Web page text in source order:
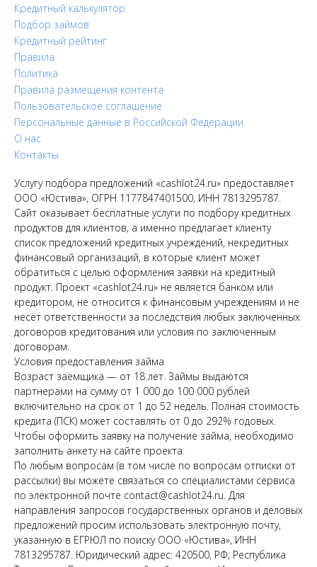
Кредитный калькулятор
Подбор займов
Кредитный рейтинг
Правила
Политика
Правила размещения контента
Пользовательское соглашение
Персональные данные в Российской Федерации
О нас
Контакты
Услугу подбора предложений «cashlot24.ru» предоставляет
ООО «Юстива», ОГРН 1177847401500, ИНН 7813295787.
Сайт оказывает бесплатные услуги по подбору кредитных
продуктов для клиентов, а именно предлагает клиенту
список предложений кредитных учреждений, некредитных
финансовый организаций, в которые клиент может
обратиться с целью оформления заявки на кредитный
продукт. Проект «cashlot24.ru» не является банком или
кредитором, не относится к финансовым учреждениям и не
несёт ответственности за последствия любых заключенных
договоров кредитования или условия по заключенным
договорам.
Условия предоставления займа
Возраст заёмщика — от 18 лет. Займы выдаются
партнерами на сумму от 1 000 до 100 000 рублей
включительно на срок от 1 до 52 недель. Полная стоимость
кредита (ПСК) может составлять от 0 до 292% годовых.
Чтобы оформить заявку на получение займа, необходимо
заполнить анкету на сайте проекта.
По любым вопросам (в том числе по вопросам отписки от
рассылки) вы можете связаться со специалистами сервиса
по электронной почте contact@cashlot24.ru. Для
направления запросов государственных органов и деловых
предложений просим использовать электронную почту,
указанную в ЕГРЮЛ по поиску ООО «Юстива», ИНН
7813295787. Юридический адрес: 420500, РФ, Республика